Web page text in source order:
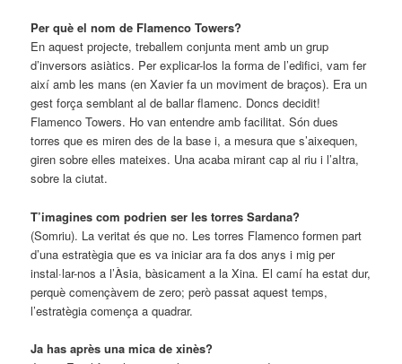
Per què el nom de Flamenco Towers?
En aquest projecte, treballem conjunta ment amb un grup
d’inversors asiàtics. Per explicar-los la forma de l’edifici, vam fer
així amb les mans (en Xavier fa un moviment de braços). Era un
gest força semblant al de ballar flamenc. Doncs decidit!
Flamenco Towers. Ho van entendre amb facilitat. Són dues
torres que es miren des de la base i, a mesura que s’aixequen,
giren sobre elles mateixes. Una acaba mirant cap al riu i l’aItra,
sobre la ciutat.
T’imagines com podrien ser les torres Sardana?
(Somriu). La veritat és que no. Les torres Flamenco formen part
d’una estratègia que es va iniciar ara fa dos anys i mig per
instal·lar-nos a l’Àsia, bàsicament a la Xina. El camí ha estat dur,
perquè començàvem de zero; però passat aquest temps,
l’estratègia comença a quadrar.
Ja has après una mica de xinès?